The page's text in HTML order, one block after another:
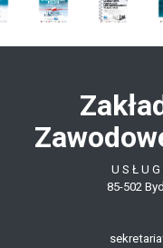
U S Ł U
85-502